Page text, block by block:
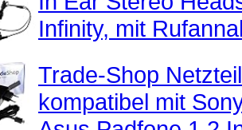
Infinity, mit
Trade-Shop
kompatibel mit